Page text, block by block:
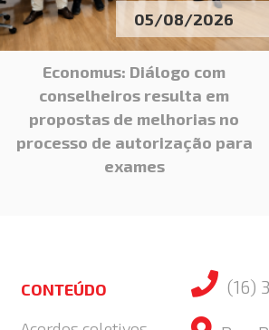
05/08/2026
Economus: Diálogo com
conselheiros resulta em
propostas de melhorias no
processo de autorização para
exames
CONTEÚDO
(16)